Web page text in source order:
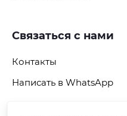
Связаться с нами
Контакты
Написать в WhatsApp